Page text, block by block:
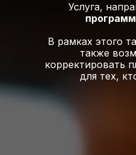
Услуга,
В рамках этого
также
корректировать
для тех,